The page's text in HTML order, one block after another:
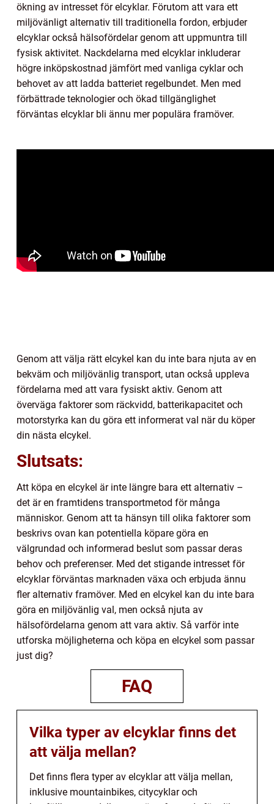
ökning av intresset för elcyklar. Förutom att vara ett
miljövänligt alternativ till traditionella fordon, erbjuder
elcyklar också hälsofördelar genom att uppmuntra till
fysisk aktivitet. Nackdelarna med elcyklar inkluderar
högre inköpskostnad jämfört med vanliga cyklar och
behovet av att ladda batteriet regelbundet. Men med
förbättrade teknologier och ökad tillgänglighet
förväntas elcyklar bli ännu mer populära framöver.
Genom att välja rätt elcykel kan du inte bara njuta av en
bekväm och miljövänlig transport, utan också uppleva
fördelarna med att vara fysiskt aktiv. Genom att
överväga faktorer som räckvidd, batterikapacitet och
motorstyrka kan du göra ett informerat val när du köper
din nästa elcykel.
Slutsats:
Att köpa en elcykel är inte längre bara ett alternativ –
det är en framtidens transportmetod för många
människor. Genom att ta hänsyn till olika faktorer som
beskrivs ovan kan potentiella köpare göra en
välgrundad och informerad beslut som passar deras
behov och preferenser. Med det stigande intresset för
elcyklar förväntas marknaden växa och erbjuda ännu
fler alternativ framöver. Med en elcykel kan du inte bara
göra en miljövänlig val, men också njuta av
hälsofördelarna genom att vara aktiv. Så varför inte
utforska möjligheterna och köpa en elcykel som passar
just dig?
FAQ
Vilka typer av elcyklar finns det
att välja mellan?
Det finns flera typer av elcyklar att välja mellan,
inklusive mountainbikes, citycyklar och